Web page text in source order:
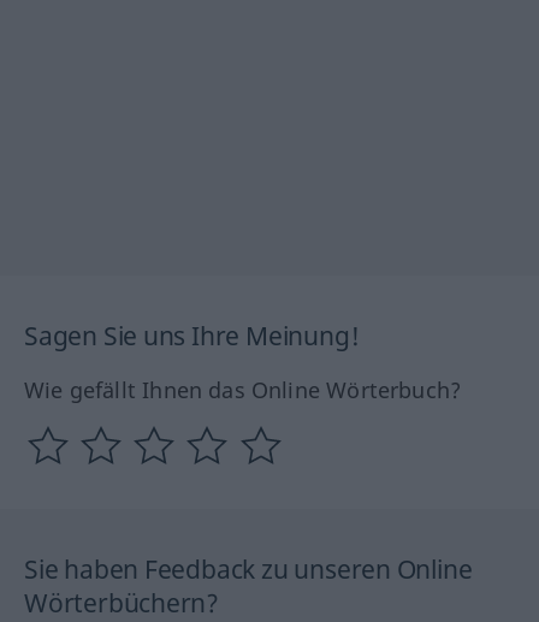
Sagen Sie uns Ihre Meinung!
Wie gefällt Ihnen das Online Wörterbuch?
Sie haben Feedback zu unseren Online
Wörterbüchern?